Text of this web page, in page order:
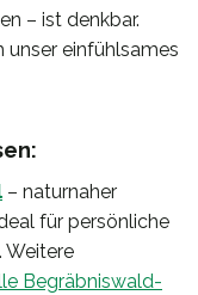
– ist denkbar.
unser einfühlsames
– naturnaher
für persönliche
Weitere
Begräbniswald-